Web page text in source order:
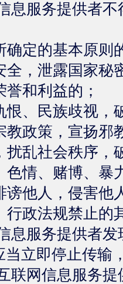
服务提供者不
定的基本原则
，泄露国家秘
和利益的；
、民族歧视，
政策，宣扬邪
乱社会秩序，
情、赌博、暴
他人，侵害他
政法规禁止的
服务提供者发
当立即停止传输
网信息服务提